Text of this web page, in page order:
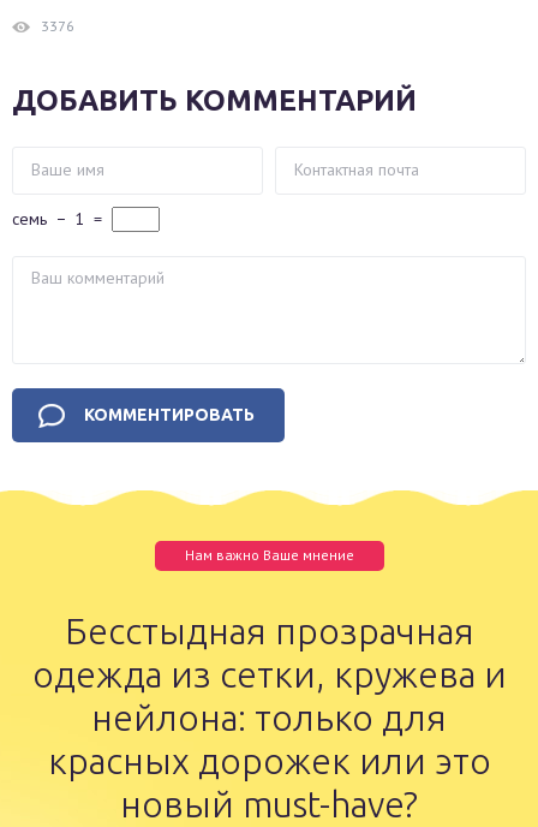
3376
ДОБАВИТЬ КОММЕНТАРИЙ
семь − 1 =
Нам важно Ваше мнение
Бесстыдная прозрачная
одежда из сетки, кружева и
нейлона: только для
красных дорожек или это
новый must-have?